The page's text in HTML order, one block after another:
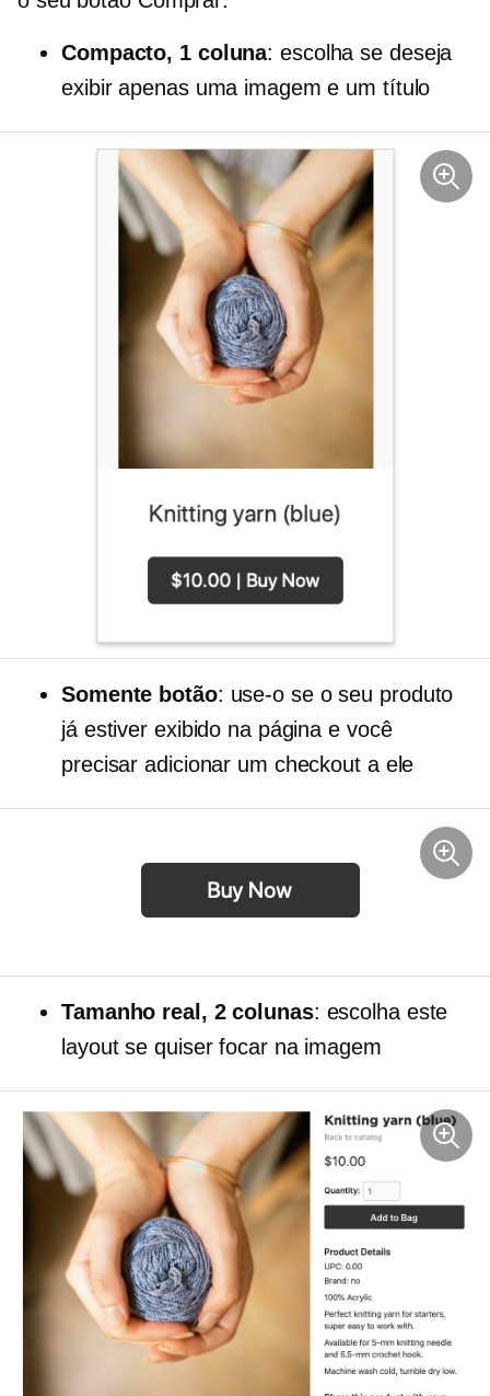
Compacto, 1 coluna: escolha se deseja
exibir apenas uma imagem e um título
Somente botão: use-o se o seu produto
já estiver exibido na página e você
precisar adicionar um checkout a ele
Tamanho real, 2 colunas: escolha este
layout se quiser focar na imagem